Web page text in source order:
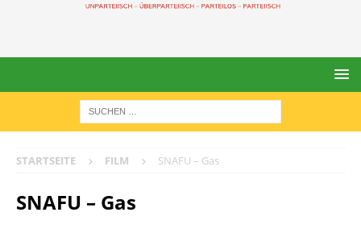
STARTSEITE FILM SNAFU – Gas
SNAFU – Gas